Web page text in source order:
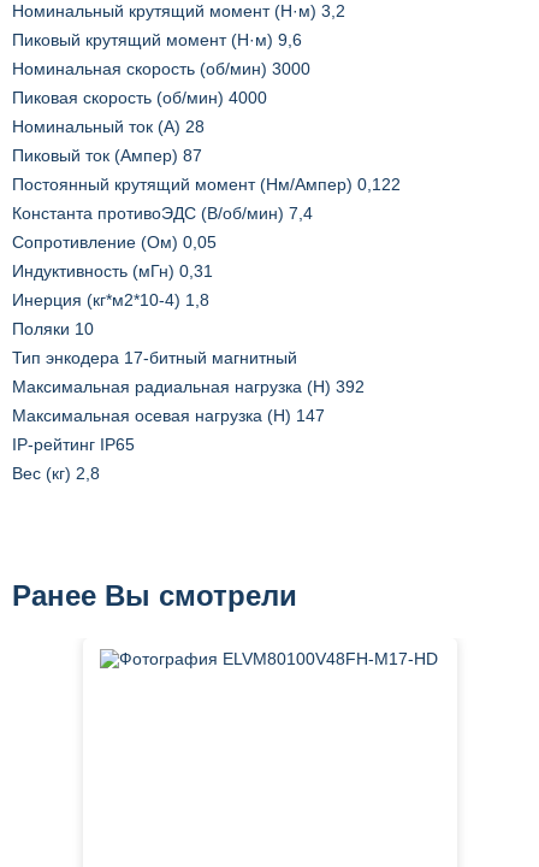
Номинальный крутящий момент (Н·м) 3,2
Пиковый крутящий момент (Н·м) 9,6
Номинальная скорость (об/мин) 3000
Пиковая скорость (об/мин) 4000
Номинальный ток (А) 28
Пиковый ток (Ампер) 87
Постоянный крутящий момент (Нм/Ампер) 0,122
Константа противоЭДС (В/об/мин) 7,4
Сопротивление (Ом) 0,05
Индуктивность (мГн) 0,31
Инерция (кг*м2*10-4) 1,8
Поляки 10
Тип энкодера 17-битный магнитный
Максимальная радиальная нагрузка (Н) 392
Максимальная осевая нагрузка (Н) 147
IP-рейтинг IP65
Вес (кг) 2,8
Ранее Вы смотрели